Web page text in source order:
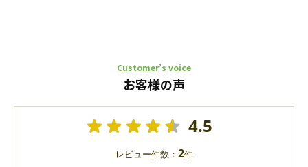
Customer’s voice
お客様の声
4.5
レビュー件数： 2件